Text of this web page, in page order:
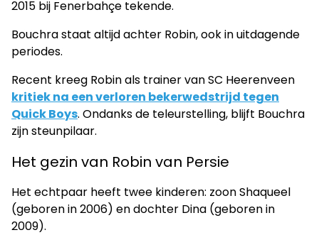
2015 bij Fenerbahçe tekende.
Bouchra staat altijd achter Robin, ook in uitdagende
periodes.
Recent kreeg Robin als trainer van SC Heerenveen
kritiek na een verloren bekerwedstrijd tegen
Quick Boys. Ondanks de teleurstelling, blijft Bouchra
zijn steunpilaar.
Het gezin van Robin van Persie
Het echtpaar heeft twee kinderen: zoon Shaqueel
(geboren in 2006) en dochter Dina (geboren in
2009).